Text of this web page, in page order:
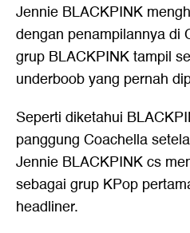
Jennie BLACKPINK
dengan penampilannya di
grup BLACKPINK tampil
underboob yang pernah
Seperti diketahui
panggung Coachella
Jennie BLACKPINK cs
sebagai grup KPop
headliner.